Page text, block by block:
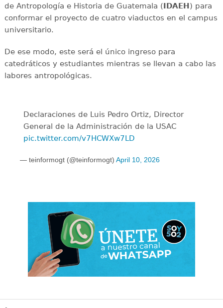
de Antropología e Historia de Guatemala (IDAEH) para
conformar el proyecto de cuatro viaductos en el campus
universitario.
De ese modo, este será el único ingreso para
catedráticos y estudiantes mientras se llevan a cabo las
labores antropológicas.
Declaraciones de Luis Pedro Ortiz, Director
General de la Administración de la USAC
pic.twitter.com/v7HCWXw7LD
— teinformogt (@teinformogt) April 10, 2026